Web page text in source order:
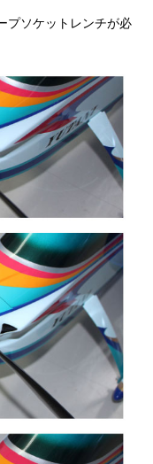
プソケットレンチが必